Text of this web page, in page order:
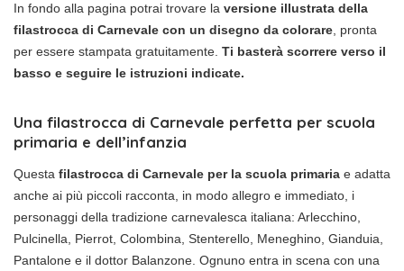
In fondo alla pagina potrai trovare la versione illustrata della
filastrocca di Carnevale con un disegno da colorare , pronta
per essere stampata gratuitamente. Ti basterà scorrere verso il
basso e seguire le istruzioni indicate.
Una filastrocca di Carnevale perfetta per scuola
primaria e dell’infanzia
Questa filastrocca di Carnevale per la scuola primaria e adatta
anche ai più piccoli racconta, in modo allegro e immediato, i
personaggi della tradizione carnevalesca italiana: Arlecchino,
Pulcinella, Pierrot, Colombina, Stenterello, Meneghino, Gianduia,
Pantalone e il dottor Balanzone. Ognuno entra in scena con una